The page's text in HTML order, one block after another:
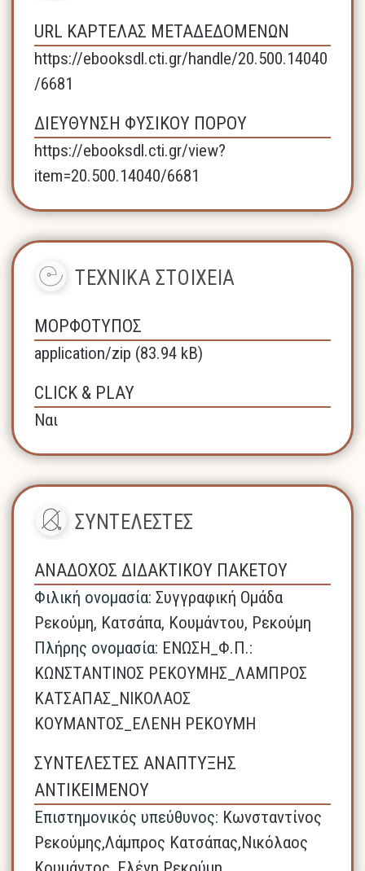
URL ΚΑΡΤΕΛΑΣ ΜΕΤΑΔΕΔΟΜΕΝΩΝ
https://ebooksdl.cti.gr/handle/20.500.14040
/6681
ΔΙΕΥΘΥΝΣΗ ΦΥΣΙΚΟΥ ΠΟΡΟΥ
https://ebooksdl.cti.gr/view?
item=20.500.14040/6681
ΤΕΧΝΙΚΑ ΣΤΟΙΧΕΙΑ
ΜΟΡΦΟΤΥΠΟΣ
application/zip (83.94 kB)
CLICK & PLAY
Ναι
ΣΥΝΤΕΛΕΣΤΕΣ
ΑΝΑΔΟΧΟΣ ΔΙΔΑΚΤΙΚΟΥ ΠΑΚΕΤΟΥ
Φιλική ονομασία: Συγγραφική Ομάδα
Ρεκούμη, Κατσάπα, Κουμάντου, Ρεκούμη
Πλήρης ονομασία: ΕΝΩΣΗ_Φ.Π.:
ΚΩΝΣΤΑΝΤΙΝΟΣ ΡΕΚΟΥΜΗΣ_ΛΑΜΠΡΟΣ
ΚΑΤΣΑΠΑΣ_ΝΙΚΟΛΑΟΣ
ΚΟΥΜΑΝΤΟΣ_ΕΛΕΝΗ ΡΕΚΟΥΜΗ
ΣΥΝΤΕΛΕΣΤΕΣ ΑΝΑΠΤΥΞΗΣ
ΑΝΤΙΚΕΙΜΕΝΟΥ
Επιστημονικός υπεύθυνος: Κωνσταντίνος
Ρεκούμης,Λάμπρος Κατσάπας,Νικόλαος